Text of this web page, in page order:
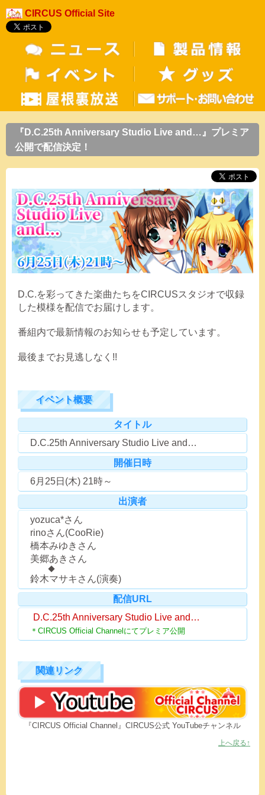
CIRCUS Official Site
『D.C.25th Anniversary Studio Live and…』プレミア
公開で配信決定！
D.C.を彩ってきた楽曲たちをCIRCUSスタジオで収録
した模様を配信でお届けします。
番組内で最新情報のお知らせも予定しています。
最後までお見逃しなく!!
イベント概要
タイトル
D.C.25th Anniversary Studio Live and…
開催日時
6月25日(木) 21時～
出演者
yozuca*さん
rinoさん(CooRie)
橋本みゆきさん
美郷あきさん
◆
鈴木マサキさん(演奏)
配信URL
D.C.25th Anniversary Studio Live and…
＊CIRCUS Official Channelにてプレミア公開
関連リンク
『CIRCUS Official Channel』CIRCUS公式 YouTubeチャンネル
上へ戻る↑